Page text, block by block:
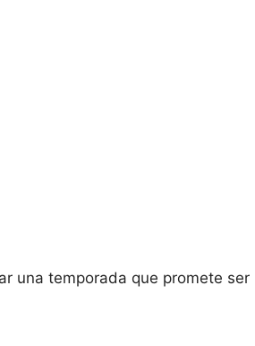
una temporada que promete ser